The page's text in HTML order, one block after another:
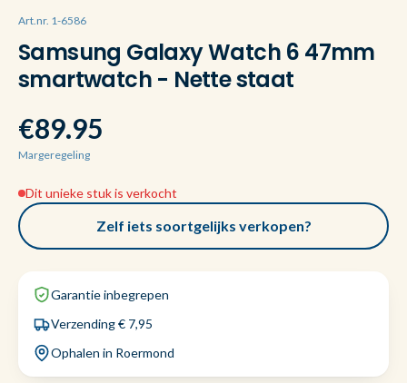
Art.nr. 1-6586
Samsung Galaxy Watch 6 47mm
smartwatch - Nette staat
€89.95
Margeregeling
Dit unieke stuk is verkocht
Zelf iets soortgelijks verkopen?
Garantie inbegrepen
Verzending € 7,95
Ophalen in Roermond